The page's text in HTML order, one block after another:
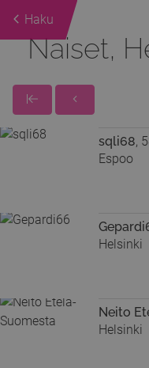
Haku
Naiset,
sqli68,
Espoo
Helsinki
Neito
Helsinki